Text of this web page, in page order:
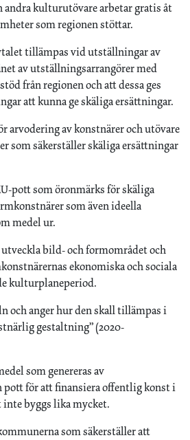
andra kulturutövare arbetar gratis åt
som regionen stöttar.
tillämpas vid utställningar av
av utställningsarrangörer med
från regionen och att dessa ges
att kunna ge skäliga ersättningar.
arvodering av konstnärer och utövare
som säkerställer skäliga ersättningar
pott som öronmärks för skäliga
som även ideella
medel ur.
utveckla bild- och formområdet och
ekonomiska och sociala
kulturplaneperiod.
och anger hur den skall tillämpas i
gestaltning” (2020-
som genereras av
pott för att finansiera offentlig konst i
inte byggs lika mycket.
som säkerställer att